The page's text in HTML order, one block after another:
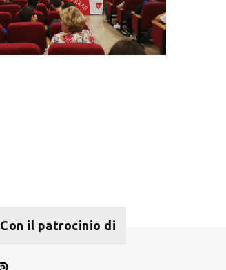
Con il patrocinio di